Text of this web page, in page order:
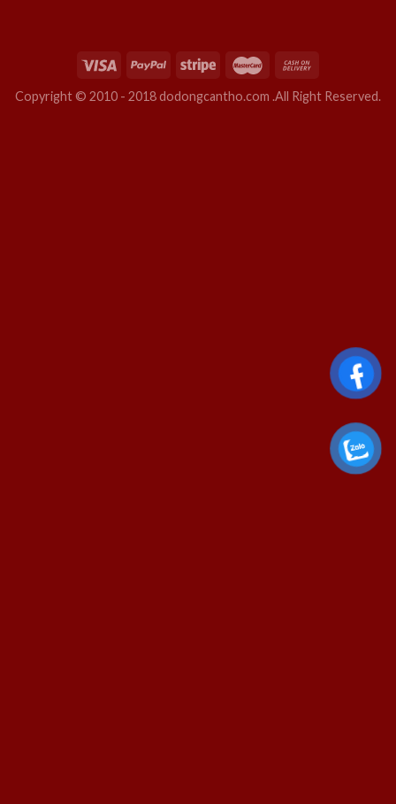
Copyright © 2010 - 2018 dodongcantho.com .All Right Reserved.